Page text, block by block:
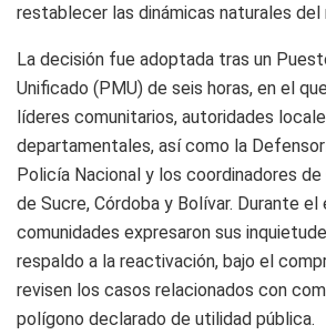
restablecer las dinámicas naturales del
La decisión fue adoptada tras un
Unificado (PMU) de seis horas, en el
líderes comunitarios, autoridades
departamentales, así como la
Policía Nacional y los coordinadores
de Sucre, Córdoba y Bolívar. Durante el
comunidades expresaron sus
respaldo a la reactivación, bajo el
revisen los casos relacionados con
polígono declarado de utilidad pública.